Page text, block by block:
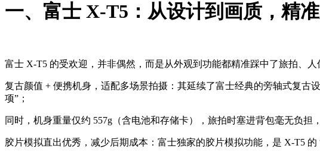
一、富士 X-T5：从设计到画质，精
富士 X-T5 的受欢迎，并非偶然，而是从外观到功能都精准踩中了旅拍、人
复古颜值 + 便携机身，适配多场景拍摄：其延续了富士经典的旁轴式复古
项”；
同时，机身重量仅约 557g（含电池和存储卡），旅拍时塞进背包毫无负
胶片模拟直出优秀，减少后期成本：富士独家的胶片模拟功能，是 X-T5 的